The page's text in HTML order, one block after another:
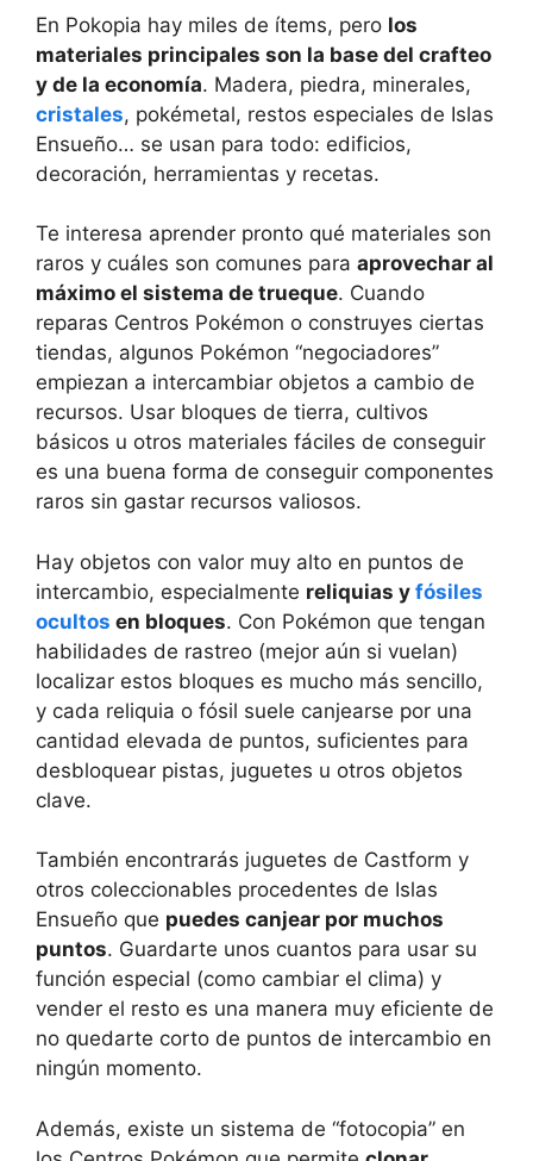
En Pokopia hay miles de ítems, pero los
materiales principales son la base del crafteo
y de la economía. Madera, piedra, minerales,
cristales, pokémetal, restos especiales de Islas
Ensueño… se usan para todo: edificios,
decoración, herramientas y recetas.
Te interesa aprender pronto qué materiales son
raros y cuáles son comunes para aprovechar al
máximo el sistema de trueque. Cuando
reparas Centros Pokémon o construyes ciertas
tiendas, algunos Pokémon “negociadores”
empiezan a intercambiar objetos a cambio de
recursos. Usar bloques de tierra, cultivos
básicos u otros materiales fáciles de conseguir
es una buena forma de conseguir componentes
raros sin gastar recursos valiosos.
Hay objetos con valor muy alto en puntos de
intercambio, especialmente reliquias y fósiles
ocultos en bloques. Con Pokémon que tengan
habilidades de rastreo (mejor aún si vuelan)
localizar estos bloques es mucho más sencillo,
y cada reliquia o fósil suele canjearse por una
cantidad elevada de puntos, suficientes para
desbloquear pistas, juguetes u otros objetos
clave.
También encontrarás juguetes de Castform y
otros coleccionables procedentes de Islas
Ensueño que puedes canjear por muchos
puntos. Guardarte unos cuantos para usar su
función especial (como cambiar el clima) y
vender el resto es una manera muy eficiente de
no quedarte corto de puntos de intercambio en
ningún momento.
Además, existe un sistema de “fotocopia” en